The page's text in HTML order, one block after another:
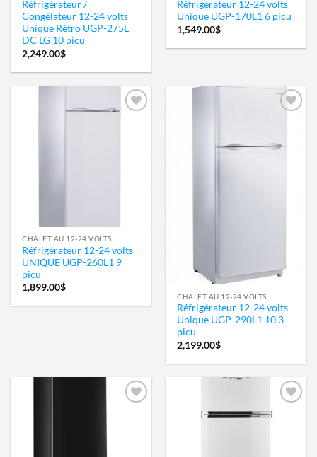
Réfrigérateur /
Congélateur 12-24 volts
Unique Rétro UGP-275L
DC LG 10 picu
2,249.00$
Réfrigérateur 12-24 volts
Unique UGP-170L1 6 picu
1,549.00$
CHALET AU 12-24 VOLTS
Réfrigérateur 12-24 volts
UNIQUE UGP-260L1 9
picu
1,899.00$
à la
CHALET AU 12-24 VOLTS
Réfrigérateur 12-24 volts
Unique UGP-290L1 10.3
picu
2,199.00$